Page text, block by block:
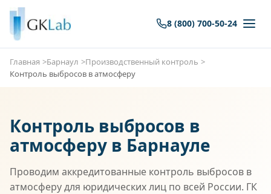
8 (800) 700-50-24
Главная Барнаул
Производственный контроль
Контроль выбросов в атмосферу
Контроль выбросов в
атмосферу в Барнауле
Проводим аккредитованные контроль выбросов в
атмосферу для юридических лиц по всей России. ГК